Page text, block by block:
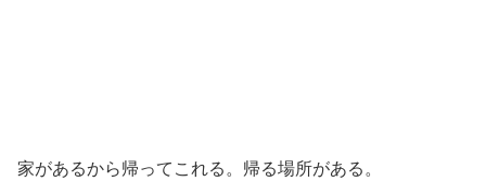
家があるから帰ってこれる。帰る場所がある。